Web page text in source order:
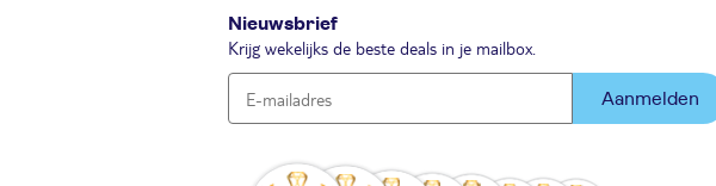
Nieuwsbrief
Krijg wekelijks de beste deals in je mailbox.
Aanmelden